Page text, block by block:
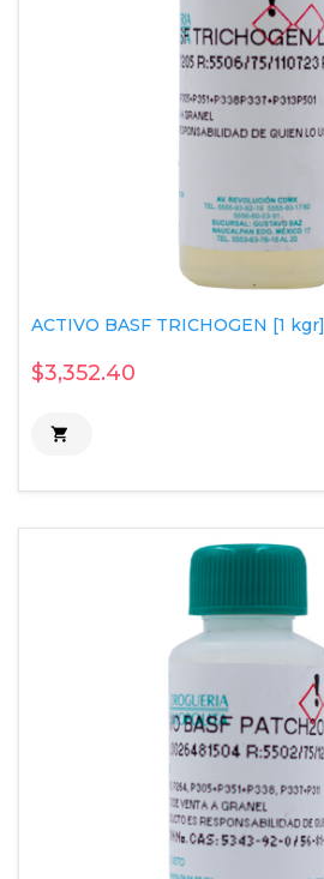
ACTIVO BASF TRICHOGEN [1 kgr]
$3,352.40
